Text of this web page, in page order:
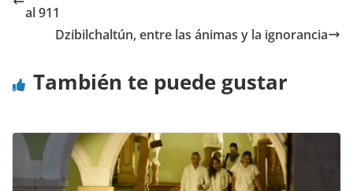
al 911
Dzibilchaltún, entre las ánimas y la ignorancia
También te puede gustar